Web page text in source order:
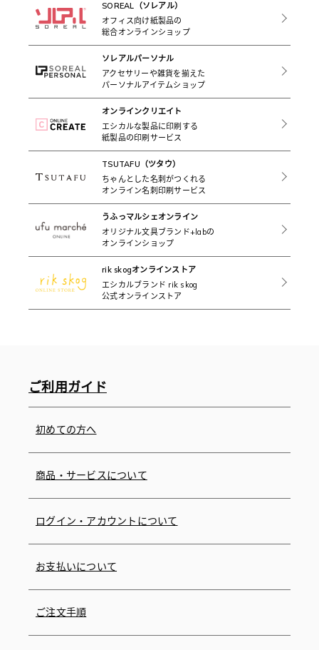
SOREAL（ソレアル）
オフィス向け紙製品の
総合オンラインショップ
ソレアルパーソナル
アクセサリーや雑貨を揃えた
パーソナルアイテムショップ
オンラインクリエイト
エシカルな製品に印刷する
紙製品の印刷サービス
TSUTAFU（ツタウ）
ちゃんとした名刺がつくれる
オンライン名刺印刷サービス
うふっマルシェオンライン
オリジナル文具ブランド+labの
オンラインショップ
rik skogオンラインストア
エシカルブランド rik skog
公式オンラインストア
ご利用ガイド
初めての方へ
商品・サービスについて
ログイン・アカウントについて
お支払いについて
ご注文手順